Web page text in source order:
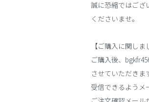
誠に恐縮ではござ
くださいませ。
【ご購入に関しま
ご購入後、
させていただきま
受信できるようメ